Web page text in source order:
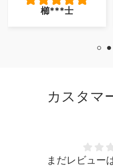
H***k
カスタマ
まだレビュー